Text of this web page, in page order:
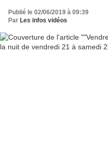
Publié le 02/06/2019 à 09:39
Par Les infos vidéos